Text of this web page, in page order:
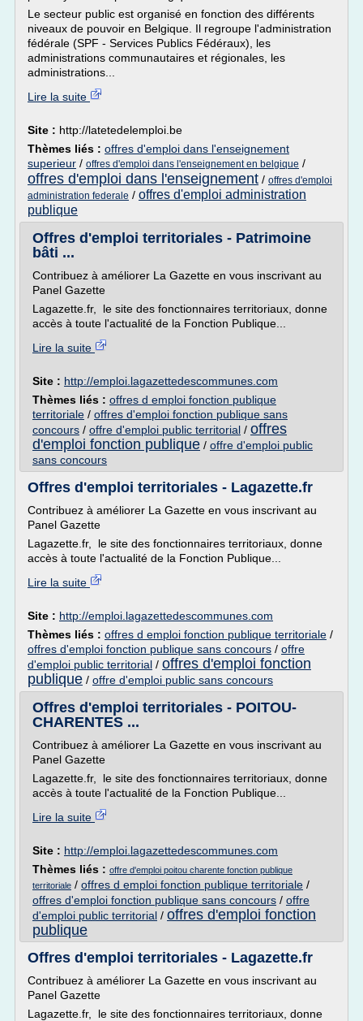
Le secteur public est organisé en fonction des différents
niveaux de pouvoir en Belgique. Il regroupe l'administration
fédérale (SPF - Services Publics Fédéraux), les
administrations communautaires et régionales, les
administrations...
Lire la suite
Site : http://latetedelemploi.be
Thèmes liés : offres d'emploi dans l'enseignement
superieur / offres d'emploi dans l'enseignement en belgique /
offres d'emploi dans l'enseignement / offres d'emploi
administration federale / offres d'emploi administration
publique
Offres d'emploi territoriales - Patrimoine
bâti ...
Contribuez à améliorer La Gazette en vous inscrivant au
Panel Gazette
Lagazette.fr, le site des fonctionnaires territoriaux, donne
accès à toute l'actualité de la Fonction Publique...
Lire la suite
Site : http://emploi.lagazettedescommunes.com
Thèmes liés : offres d emploi fonction publique
territoriale / offres d'emploi fonction publique sans
concours / offre d'emploi public territorial / offres
d'emploi fonction publique / offre d'emploi public
sans concours
Offres d'emploi territoriales - Lagazette.fr
Contribuez à améliorer La Gazette en vous inscrivant au
Panel Gazette
Lagazette.fr, le site des fonctionnaires territoriaux, donne
accès à toute l'actualité de la Fonction Publique...
Lire la suite
Site : http://emploi.lagazettedescommunes.com
Thèmes liés : offres d emploi fonction publique territoriale /
offres d'emploi fonction publique sans concours / offre
d'emploi public territorial / offres d'emploi fonction
publique / offre d'emploi public sans concours
Offres d'emploi territoriales - POITOU-
CHARENTES ...
Contribuez à améliorer La Gazette en vous inscrivant au
Panel Gazette
Lagazette.fr, le site des fonctionnaires territoriaux, donne
accès à toute l'actualité de la Fonction Publique...
Lire la suite
Site : http://emploi.lagazettedescommunes.com
Thèmes liés : offre d'emploi poitou charente fonction publique
territoriale / offres d emploi fonction publique territoriale /
offres d'emploi fonction publique sans concours / offre
d'emploi public territorial / offres d'emploi fonction
publique
Offres d'emploi territoriales - Lagazette.fr
Contribuez à améliorer La Gazette en vous inscrivant au
Panel Gazette
Lagazette.fr, le site des fonctionnaires territoriaux, donne